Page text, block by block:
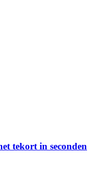
tekort in seconden